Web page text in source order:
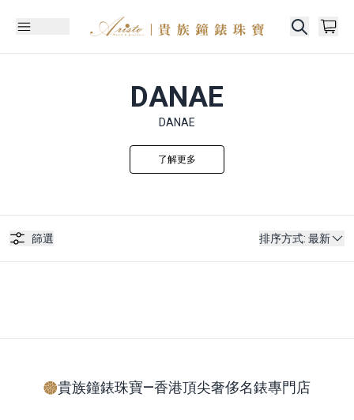
DANAE
DANAE
了解更多
篩選 排序方式: 最新
貴族鐘錶珠寶—香港頂尖奢侈名錶專門店